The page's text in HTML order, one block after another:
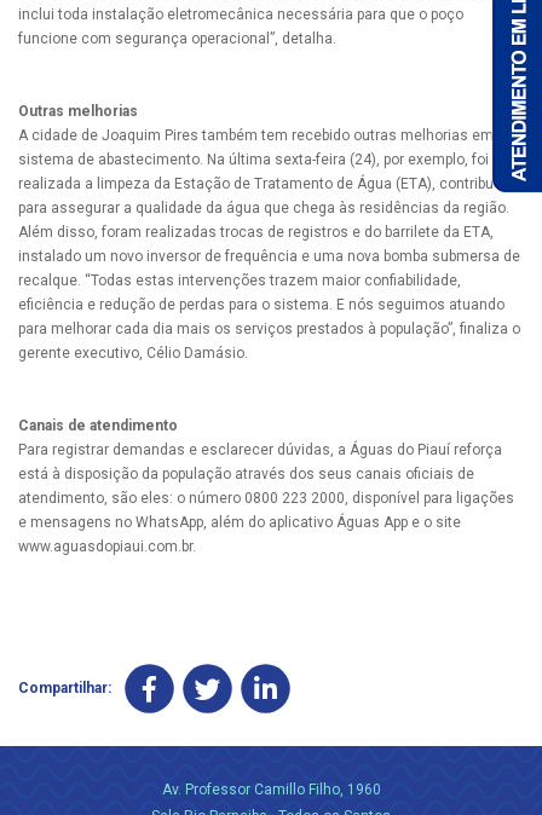
inclui toda instalação eletromecânica necessária para que o poço
funcione com segurança operacional”, detalha.
Outras melhorias
A cidade de Joaquim Pires também tem recebido outras melhorias em seu
sistema de abastecimento. Na última sexta-feira (24), por exemplo, foi
realizada a limpeza da Estação de Tratamento de Água (ETA), contribuindo
para assegurar a qualidade da água que chega às residências da região.
Além disso, foram realizadas trocas de registros e do barrilete da ETA,
instalado um novo inversor de frequência e uma nova bomba submersa de
recalque. “Todas estas intervenções trazem maior confiabilidade,
eficiência e redução de perdas para o sistema. E nós seguimos atuando
para melhorar cada dia mais os serviços prestados à população”, finaliza o
gerente executivo, Célio Damásio.
Canais de atendimento
Para registrar demandas e esclarecer dúvidas, a Águas do Piauí reforça
está à disposição da população através dos seus canais oficiais de
atendimento, são eles: o número 0800 223 2000, disponível para ligações
e mensagens no WhatsApp, além do aplicativo Águas App e o site
www.aguasdopiaui.com.br.
Compartilhar:
Av. Professor Camillo Filho, 1960